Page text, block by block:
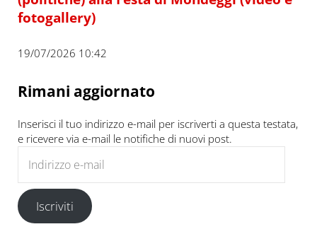
fotogallery)
19/07/2026 10:42
Rimani aggiornato
Inserisci il tuo indirizzo e-mail per iscriverti a questa testata,
e ricevere via e-mail le notifiche di nuovi post.
Iscriviti